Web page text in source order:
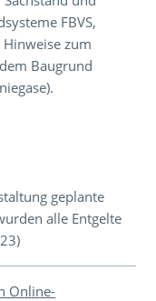
FBVS,
zum
Baugrund
geplante
alle Entgelte
Online-